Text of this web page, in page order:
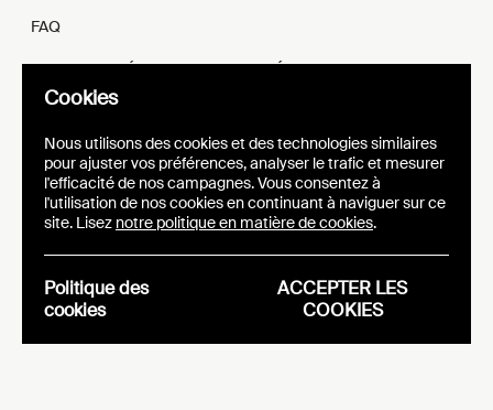
FAQ
MENTIONS LÉGALES ET VIE PRIVÉE
SITE WEB IDENTITÉ VISUELLE
Cookies
Nous utilisons des cookies et des technologies similaires
pour ajuster vos préférences, analyser le trafic et mesurer
l'efficacité de nos campagnes. Vous consentez à
l'utilisation de nos cookies en continuant à naviguer sur ce
site. Lisez notre politique en matière de cookies.
Politique des
cookies
ACCEPTER LES
COOKIES